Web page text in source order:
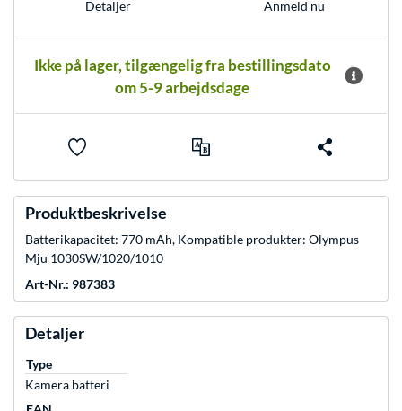
Detaljer Anmeld nu
Ikke på lager, tilgængelig fra bestillingsdato
om 5-9 arbejdsdage
Produktbeskrivelse
Batterikapacitet: 770 mAh, Kompatible produkter: Olympus
Mju 1030SW/1020/1010
Art-Nr.: 987383
Detaljer
Type
Kamera batteri